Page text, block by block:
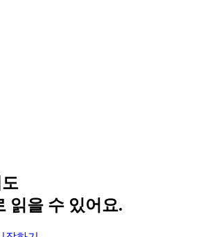
읽을 수 있어요.